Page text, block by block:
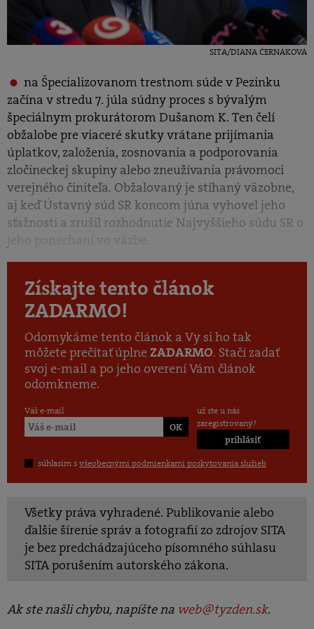
SITA/DIANA ČERNÁKOVÁ
na Špecializovanom trestnom súde v Pezinku
začína v stredu 7. júla súdny proces s bývalým
špeciálnym prokurátorom Dušanom K. Ten čelí
obžalobe pre viaceré skutky vrátane prijímania
úplatkov, založenia, zosnovania a podporovania
zločineckej skupiny alebo zneužívania právomoci
verejného činiteľa. Obžalovaný je stíhaný väzobne,
aj keď Ústavný súd SR koncom júna vyhovel jeho
sťažnosti a zrušil rozhodnutie Najvyššieho súdu SR o
jeho ponechaní vo väzbe.
Získajte tento článok
ZADARMO!
Odomykáme tento článok a Vy si ho tak
môžete prečítať úplne ZADARMO. Stačí zadať
svoj e-mail a po jeho overení Vám článok
odomkneme.
Váš e-mail
už ste u nás
zaregistrovaný?
prihlásiť
súhlasím svšeobecnými podmienkami poskytovania služieb
Všetky práva vyhradené. Publikovanie alebo
ďalšie šírenie správ a fotografií zo zdrojov SITA
je bez predchádzajúceho písomného súhlasu
SITA porušením autorského zákona.
Ak ste našli chybu, napíšte na web@tyzden.sk.